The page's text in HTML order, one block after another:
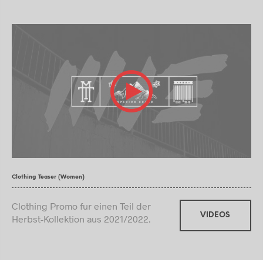
Clothing Teaser (Women)
Clothing Promo fur einen Teil der
Herbst-Kollektion aus 2021/2022.
VIDEOS